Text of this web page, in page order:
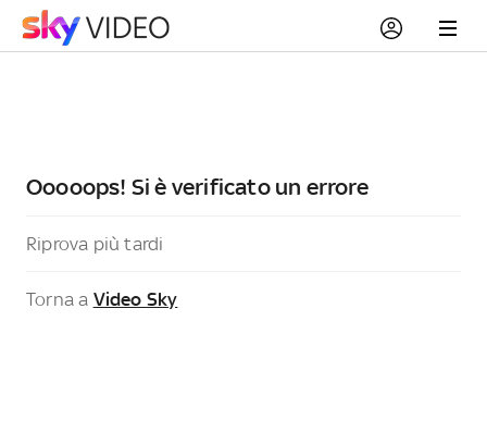
Ooooops! Si è verificato un errore
Riprova più tardi
Torna a Video Sky